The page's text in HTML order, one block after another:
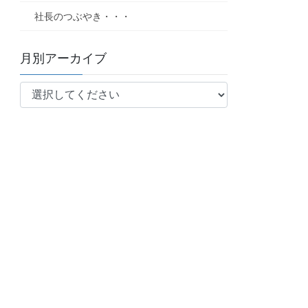
社長のつぶやき・・・
月別アーカイブ